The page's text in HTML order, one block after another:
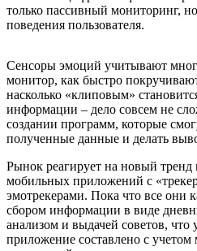
только пассивный мониторинг,
поведения пользователя.
Сенсоры эмоций учитывают
монитор, как быстро
насколько «клиповым»
информации – дело совсем не
создании программ, которые
полученные данные и делать
Рынок реагирует на новый
мобильных приложений с
эмотрекерами. Пока что все они
сбором информации в виде
анализом и выдачей советов, что
приложение составлено с